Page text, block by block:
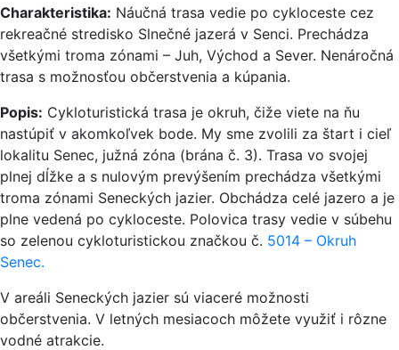
Charakteristika: Náučná trasa vedie po cykloceste cez
rekreačné stredisko Slnečné jazerá v Senci. Prechádza
všetkými troma zónami – Juh, Východ a Sever. Nenáročná
trasa s možnosťou občerstvenia a kúpania.
Popis: Cykloturistická trasa je okruh, čiže viete na ňu
nastúpiť v akomkoľvek bode. My sme zvolili za štart i cieľ
lokalitu Senec, južná zóna (brána č. 3). Trasa vo svojej
plnej dĺžke a s nulovým prevýšením prechádza všetkými
troma zónami Seneckých jazier. Obchádza celé jazero a je
plne vedená po cykloceste. Polovica trasy vedie v súbehu
so zelenou cykloturistickou značkou č. 5014 – Okruh
Senec.
V areáli Seneckých jazier sú viaceré možnosti
občerstvenia. V letných mesiacoch môžete využiť i rôzne
vodné atrakcie.